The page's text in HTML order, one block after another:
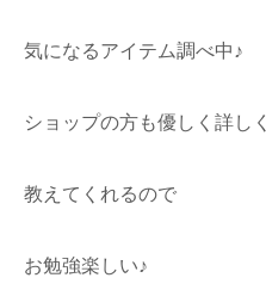
気になるアイテム調べ中♪
ショップの方も優しく詳しく
教えてくれるので
お勉強楽しい♪